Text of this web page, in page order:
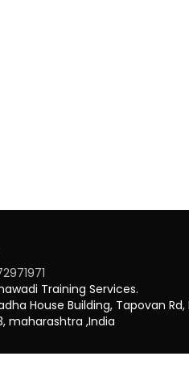
Training Services.
House Building, Tapovan
maharashtra ,India